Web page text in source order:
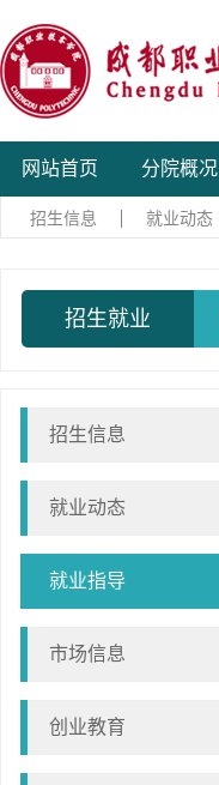
网站首页 分院概况
招生信息 就业动态
招生就业
招生信息
就业动态
就业指导
市场信息
创业教育